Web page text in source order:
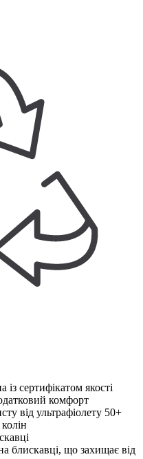
сертифікатом якості
комфорт
від ультрафіолету 50+
блискавці, що захищає від